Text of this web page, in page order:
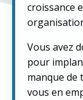
croissance
Vous avez
pour
manque de
vous en